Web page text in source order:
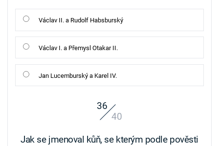
Václav II. a Rudolf Habsburský
Václav I. a Přemysl Otakar II.
Jan Lucemburský a Karel IV.
36
40
Jak se jmenoval kůň, se kterým podle pověsti